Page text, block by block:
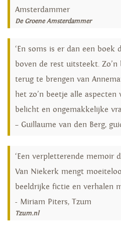
Amsterdammer
De Groene Amsterdammer
‘En soms is er dan een
boven de rest uitsteekt.
terug te brengen van
het zo’n beetje alle
belicht en ongemakkelijke
– Guillaume van den Berg,
‘Een verpletterende memoir
Van Niekerk mengt
beeldrijke fictie en verhalen
- Miriam Piters, Tzum
Tzum.nl